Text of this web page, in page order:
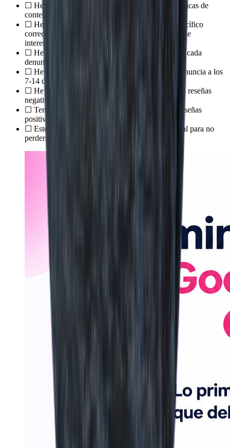
☐ He identificado qué reseñas incumplen las políticas de
contenido de Google
☐ He denunciado cada reseña con el motivo específico
correcto (spam, contenido inapropiado, conflicto de
intereses…)
☐ He guardado capturas de pantalla con fecha de cada
denuncia
☐ He revisado manualmente el resultado de la denuncia a los
7-14 días
☐ He respondido de forma profesional a todas las reseñas
negativas que no se pueden eliminar
☐ Tengo un sistema activo para conseguir más reseñas
positivas de forma constante
☐ Estoy monitorizando mis reseñas en tiempo real para no
perderme ninguna nueva